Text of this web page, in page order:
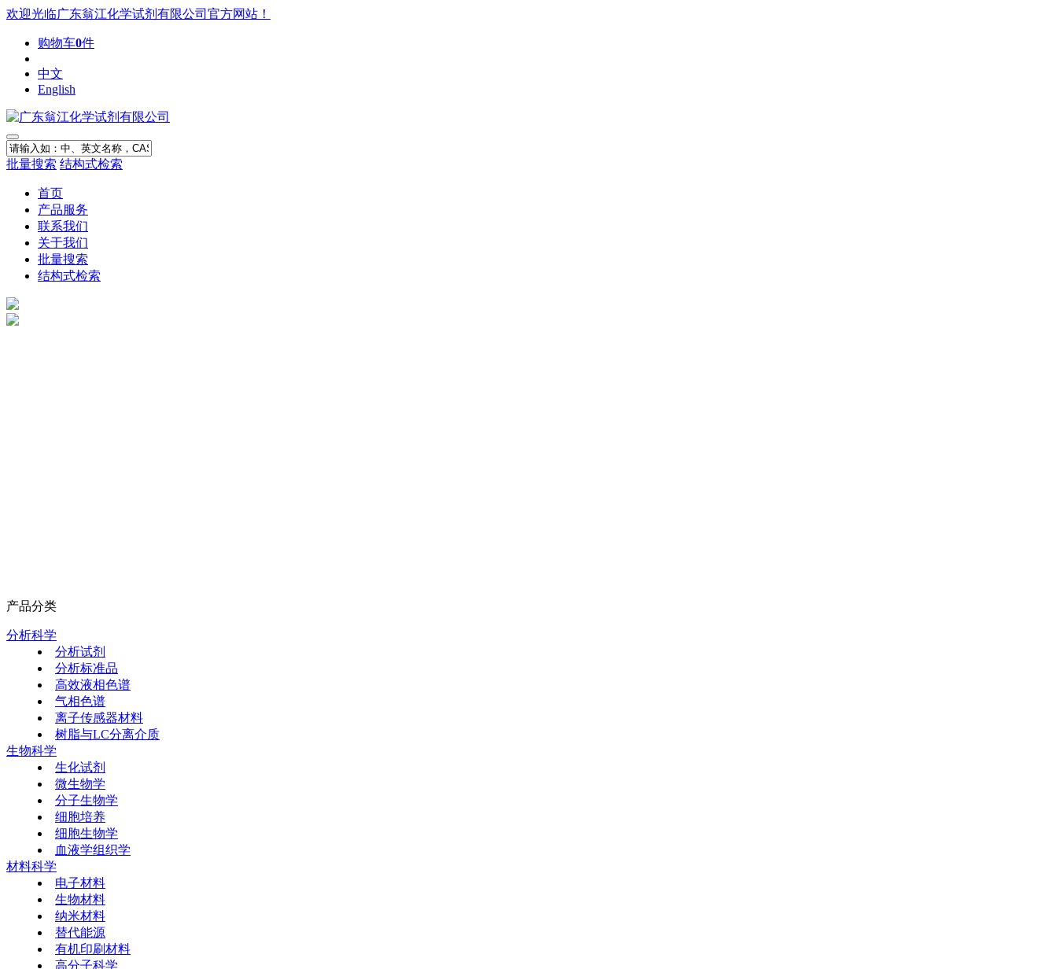
欢迎光临广东翁江化学试剂有限公司官方网站！
购物车0件
中文
English
批量搜索 结构式检索
首页
产品服务
联系我们
关于我们
批量搜索
结构式检索
产品分类
分析科学
分析试剂
分析标准品
高效液相色谱
气相色谱
离子传感器材料
树脂与LC分离介质
生物科学
生化试剂
微生物学
分子生物学
细胞培养
细胞生物学
血液学组织学
材料科学
电子材料
生物材料
纳米材料
替代能源
有机印刷材料
高分子科学